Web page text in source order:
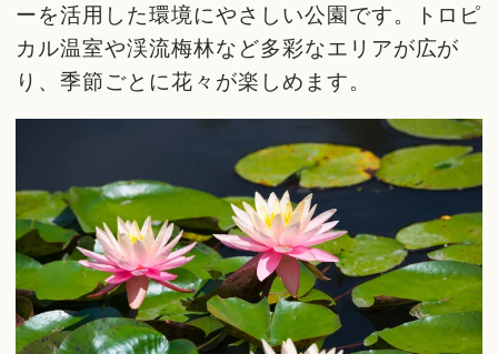
ーを活用した環境にやさしい公園です。トロピ
カル温室や渓流梅林など多彩なエリアが広が
り、季節ごとに花々が楽しめます。